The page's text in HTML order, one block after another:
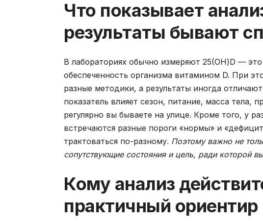
Что показывает
результаты бывают
В лабораториях обычно измеряют 25(OH)D —
обеспеченность организма витамином D. При
разные методики, а результаты иногда
показатель влияет сезон, питание, масса тела,
регулярно вы бываете на улице. Кроме того, у
встречаются разные пороги «нормы» и
трактоваться по-разному. Поэтому важно не
сопутствующие состояния и цель, ради которой
Кому анализ
практичный ориентир